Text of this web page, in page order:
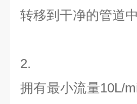
转移到干净的管道
2.
拥有最小流量10L/